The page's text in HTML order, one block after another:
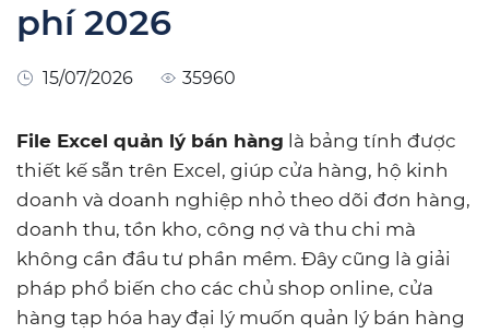
phí 2026
15/07/2026 35960
File Excel quản lý bán hàng là bảng tính được
thiết kế sẵn trên Excel, giúp cửa hàng, hộ kinh
doanh và doanh nghiệp nhỏ theo dõi đơn hàng,
doanh thu, tồn kho, công nợ và thu chi mà
không cần đầu tư phần mềm. Đây cũng là giải
pháp phổ biến cho các chủ shop online, cửa
hàng tạp hóa hay đại lý muốn quản lý bán hàng